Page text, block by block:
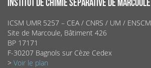
INSTITUT DE CHIMIE SÉPARATIVE DE MARCOULE
ICSM UMR 5257 – CEA / CNRS / UM / ENSCM
Site de Marcoule, Bâtiment 426
BP 17171
F-30207 Bagnols sur Cèze Cedex
> Voir le plan